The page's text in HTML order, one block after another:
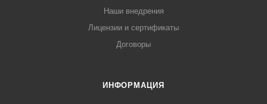
Наши внедрения
Лицензии и сертификаты
Договоры
ИНФОРМАЦИЯ